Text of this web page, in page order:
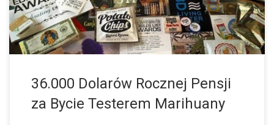
„American Marijuana” poszukuje ludzi, których pasją jest
marihuana i którzy zgadzają się […]
36.000 Dolarów Rocznej Pensji
za Bycie Testerem Marihuany